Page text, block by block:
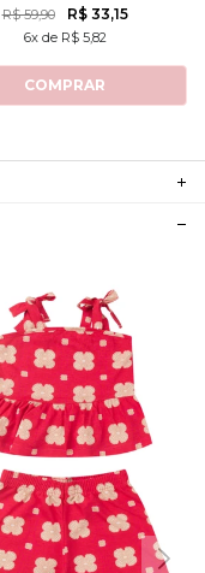
MÔNICA
R$ 59,90 R$ 33,15
6x de R$ 5,82
COMPRAR